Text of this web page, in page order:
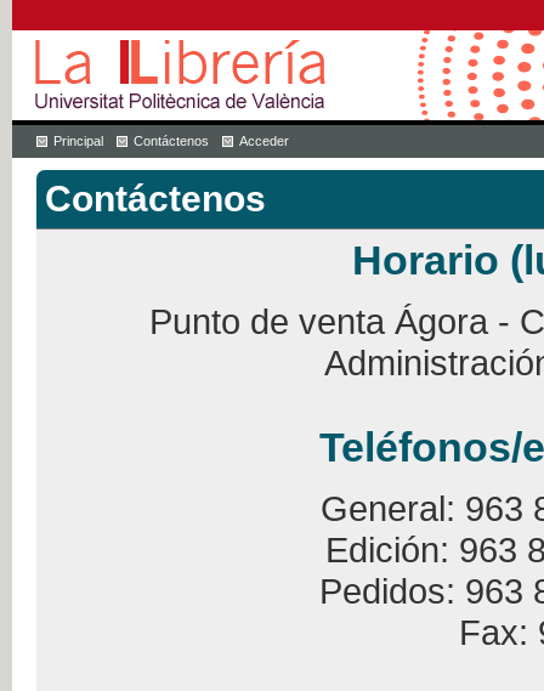
Principal Contáctenos Acceder
Contáctenos
Horario
Punto de venta Ágora -
Teléfonos/
General: 963
Edición: 963
Pedidos: 963
Fax: